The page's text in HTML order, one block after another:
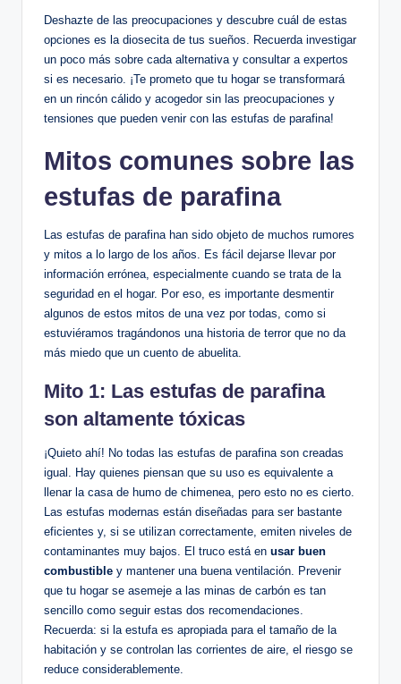
Deshazte de las preocupaciones y descubre cuál de estas
opciones es la diosecita de tus sueños. Recuerda ⁣investigar
un poco más sobre⁤ cada alternativa y consultar a expertos
si es necesario.⁢ ¡Te prometo‍ que tu hogar se transformará
en un rincón cálido y⁣ acogedor sin ⁤las preocupaciones y
tensiones que pueden venir con las estufas de parafina!
Mitos comunes sobre las
estufas de parafina
Las​ estufas de parafina han sido objeto de muchos rumores
y ⁢mitos a ⁣lo​ largo de los años. Es fácil dejarse ‍llevar por
información ‍errónea, especialmente‍ cuando se trata ‍de la
seguridad en el hogar.‌ Por eso, es importante desmentir
algunos de estos mitos de una vez por todas, como⁣ si
estuviéramos tragándonos una historia de terror que no da
‌más miedo que un cuento de abuelita.
Mito 1: Las estufas de parafina
son altamente tóxicas
¡Quieto ahí! No todas las estufas ​de parafina son creadas
igual. Hay quienes piensan⁢ que su uso ‌es equivalente a
llenar la casa de humo de chimenea, pero esto no es cierto.⁤
Las estufas modernas ​están diseñadas para ser bastante
eficientes y, si se utilizan correctamente, emiten niveles⁣ de
contaminantes muy bajos. El truco está en usar buen
combustible y mantener⁣ una buena ventilación. ⁢Prevenir
que tu ‌hogar⁣ se asemeje a las minas de ⁢carbón es tan​
sencillo como seguir estas dos recomendaciones.
Recuerda: ​si ‍la ⁣estufa es apropiada para el tamaño de⁢ la
habitación y se controlan las corrientes de aire, el riesgo se
reduce considerablemente.